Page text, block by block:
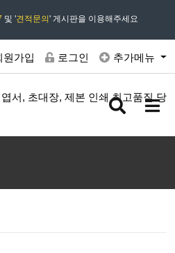
및 '견적문의 ' 게시판을 이용해주세요
일 09:00 ~ 18:00 상담 18:30
원가입 로그인 추가메뉴
검
버
메
버